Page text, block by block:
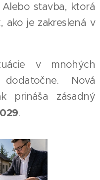
stavba, ktorá
ako je zakreslená v
v mnohých
Nová
prináša zásadný
.